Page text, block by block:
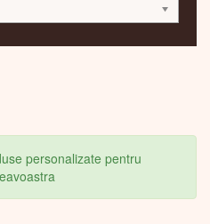
personalizate pentru